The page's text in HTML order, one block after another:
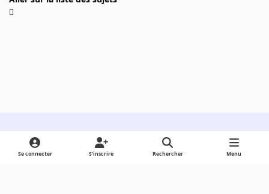
Light ModeDark ModeSystem Preference
Se connecter S’inscrire Rechercher Menu